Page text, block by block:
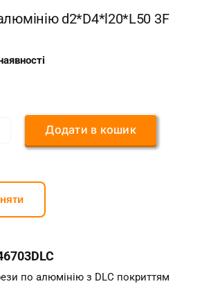
d2*D4*l20*L50 3F
Додати в кошик
по алюмінію з DLC покриттям